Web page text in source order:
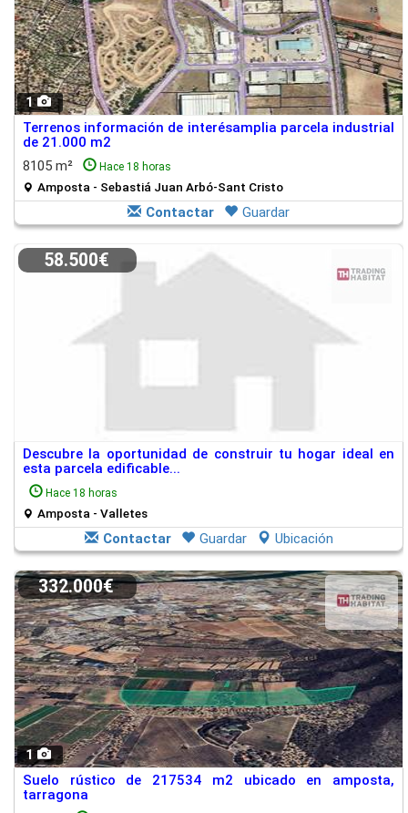
1
Terrenos información de interésamplia parcela industrial
de 21.000 m2
8105 m²
Hace 18 horas
Amposta - Sebastiá Juan Arbó-Sant Cristo
Contactar Guardar
58.500€
Descubre la oportunidad de construir tu hogar ideal en
esta parcela edificable...
Hace 18 horas
Amposta - Valletes
Contactar Guardar Ubicación
1
332.000€
Suelo rústico de 217534 m2 ubicado en amposta,
tarragona